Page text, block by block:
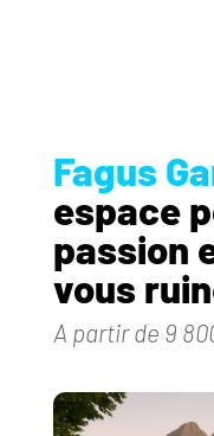
Fagus
espace
passion
vous
A partir de 9